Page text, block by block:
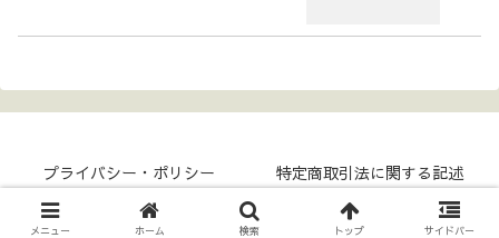
プライバシー・ポリシー
特定商取引法に関する記述
Copyright © 2017- COKKY-NET All Rights Reserved.
メニュー ホーム 検索 トップ サイドバー